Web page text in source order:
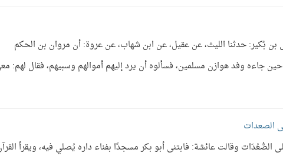
لقومٍ 2607- حدثنا يحيى بن بُكير: حدثنا الليث، عن عقيل، عن ابن شهاب، عن عروة: أن مروان بن الحكم
جاءه وفد هوازن مسلمين، فسألوه أن يرد إليهم أموالهم وسبيهم، فقال لهم:
الصعدات
الصُّعُدَات وقالت عائشة: فابتنى أبو بكر مسجدًا بفناء داره يُصلي فيه، ويقرأ